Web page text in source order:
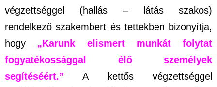
végzettséggel (hallás – látás szakos)
rendelkező szakembert és tettekben bizonyítja,
hogy „Karunk elismert munkát folytat
fogyatékossággal élő személyek
segítéséért.” A kettős végzettséggel